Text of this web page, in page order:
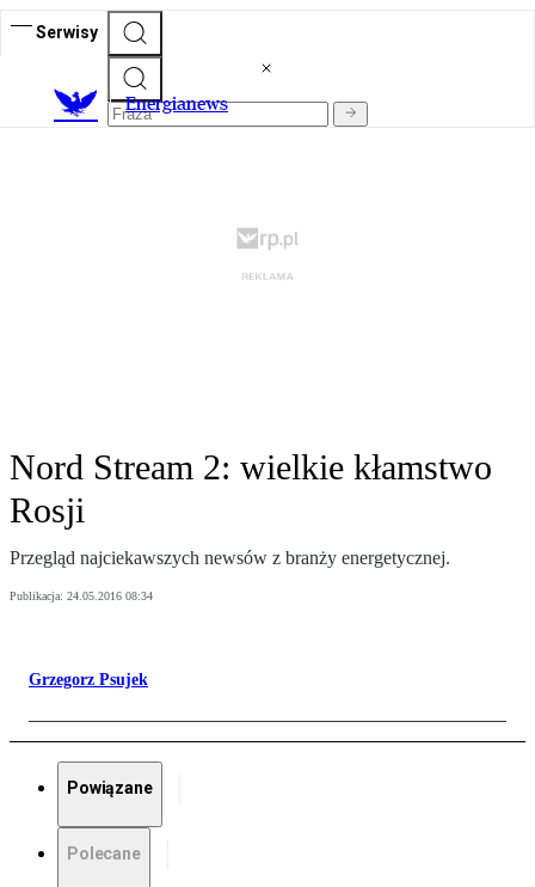
Serwisy
Energianews
Nord Stream 2: wielkie kłamstwo
Rosji
Przegląd najciekawszych newsów z branży energetycznej.
Publikacja: 24.05.2016 08:34
Grzegorz Psujek
Powiązane
Polecane